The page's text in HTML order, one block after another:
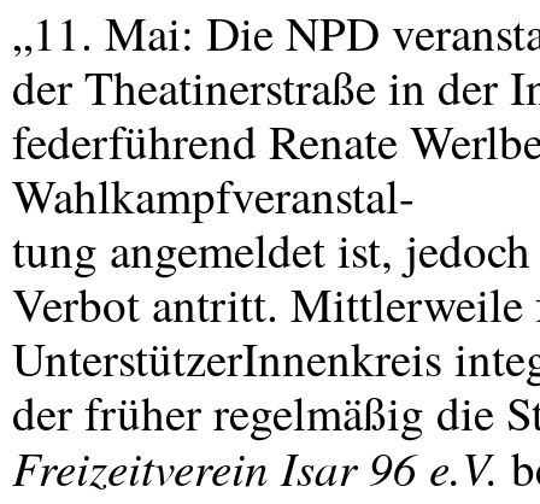
„11. Mai: DieNPD
der Theatinerstraße in der
federführend Renate
Wahlkampfveranstal-
tung angemeldet ist,
Verbot antritt. Mittlerweile
UnterstützerInnenkreis
der früher regelmäßig die
Freizeitverein Isar 96 e.V.